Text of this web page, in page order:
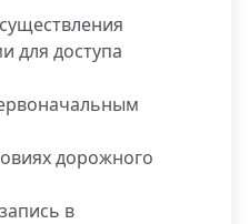
для доступа
дорожного
в